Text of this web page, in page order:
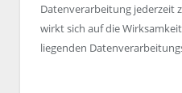
Datenverarbeitung jederzeit
wirkt sich auf die
liegenden